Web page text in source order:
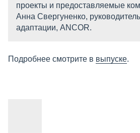
проекты и предоставляемые
Анна Свергуненко,
адаптации, ANCOR.
Подробнее смотрите в выпуске.